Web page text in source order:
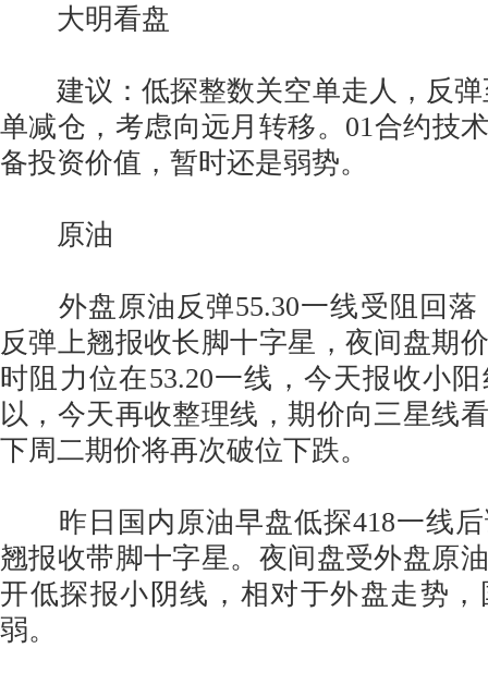
大明看盘
建议：低探整数关空单走人，反弹
单减仓，考虑向远月转移。01合约技
备投资价值，暂时还是弱势。
原油
外盘原油反弹55.30一线受阻回落
反弹上翘报收长脚十字星，夜间盘期
时阻力位在53.20一线，今天报收小
以，今天再收整理线，期价向三星线
下周二期价将再次破位下跌。
昨日国内原油早盘低探418一线后
翘报收带脚十字星。夜间盘受外盘原
开低探报小阴线，相对于外盘走势
弱。